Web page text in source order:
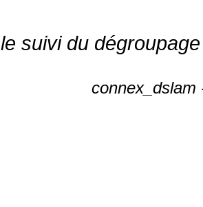
le suivi du
connex_dslam